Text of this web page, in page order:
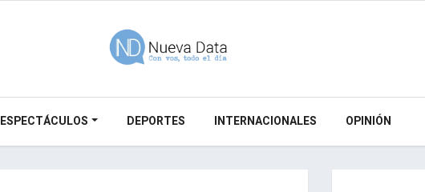
ESPECTÁCULOS DEPORTES INTERNACIONALES OPINIÓN